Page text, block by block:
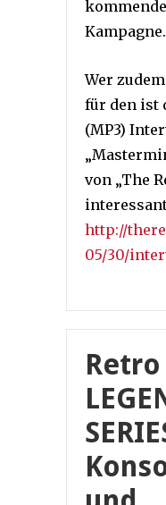
Kampagne.
Wer
für den ist
(MP3)
von „The
http://
05/30/
Retro